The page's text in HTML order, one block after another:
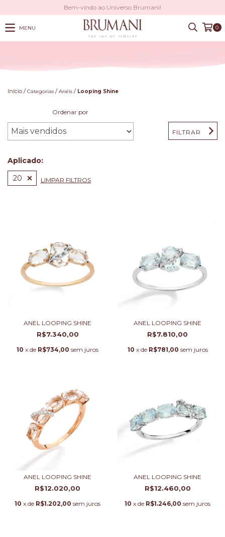
Bem-vindo ao Universo Brumani!
MENU 0
Início / Categorias / Anéis / Looping Shine
Ordenar por
FILTRAR
Aplicado:
20
LIMPAR FILTROS
ANEL LOOPING SHINE
R$7.340,00
10 x de R$734,00 sem juros
ANEL LOOPING SHINE
R$7.810,00
10 x de R$781,00 sem juros
ANEL LOOPING SHINE
R$12.020,00
10 x de R$1.202,00 sem juros
ANEL LOOPING SHINE
R$12.460,00
10 x de R$1.246,00 sem juros